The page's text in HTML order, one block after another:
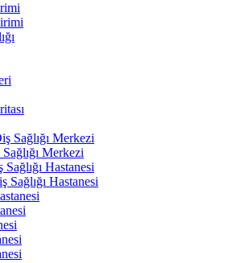
Sağlığı Merkezi
Merkezi
Hastanesi
Sağlığı Hastanesi